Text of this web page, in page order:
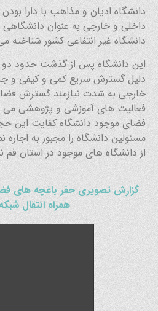
داخلی و خارجی به عنوان دانشگاهی
دانشگاه غیر انتفاعی کشور شناخته
این دانشگاه پس از گذشت حدود دو
دلیل گسترش سریع کمی و کیفی و
خارجی به شدت نیازمند گسترش
فعالیت های آموزشی و پژوهشی می
فضای موجود دانشگاه کفایت این
مسئولین دانشگاه را مجبور به
از دانشگاه های موجود در استان
گزارش تصویری حفر باغچه های
همراه انتقال